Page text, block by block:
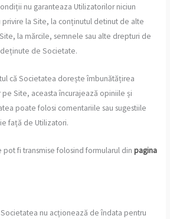
nu garanteaza Utilizatorilor niciun
privire la Site, la conținutul detinut de alte
la mărcile, semnele sau alte drepturi de
de Societate.
că Societatea dorește îmbunătățirea
Site, aceasta încurajează opiniile și
poate folosi comentariile sau sugestiile
față de Utilizatori.
pot fi transmise folosind formularul dinpagina
nu acționează de îndata pentru